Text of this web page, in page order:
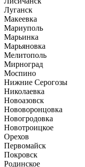
Луганск
Макеевка
Мариуполь
Марьинка
Марьяновка
Мелитополь
Мирноград
Моспино
Нижние Серогозы
Николаевка
Новоазовск
Нововоронцовка
Новогродовка
Новотроицкое
Орехов
Первомайск
Покровск
Родинское